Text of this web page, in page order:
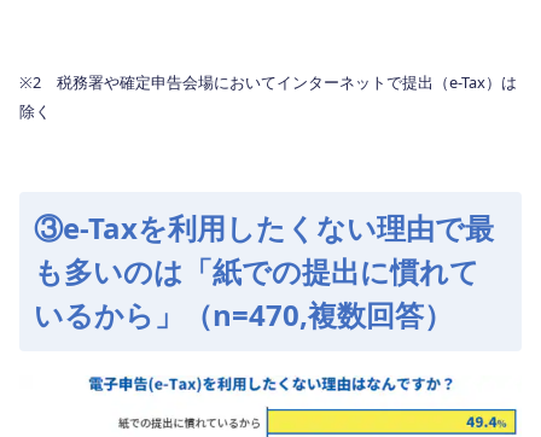
※2 税務署や確定申告会場においてインターネットで提出（e-Tax）は
除く
③e-Taxを利用したくない理由で最
も多いのは「紙での提出に慣れて
いるから」（n=470,複数回答）